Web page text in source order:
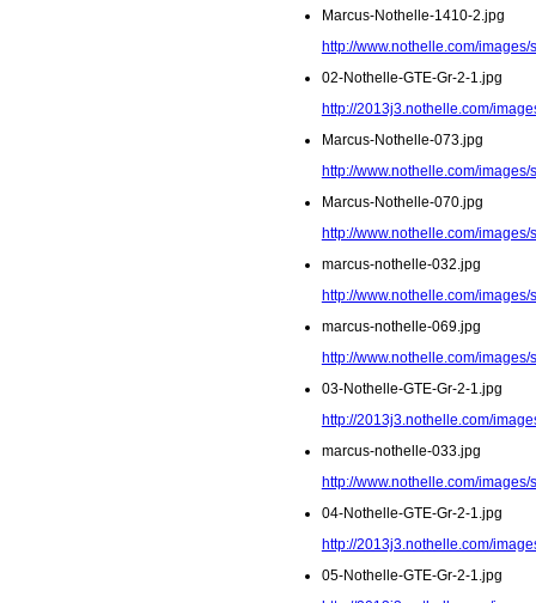
Marcus-Nothelle-1410-2.jpg
http://www.nothelle.com/
02-Nothelle-GTE-Gr-2-1.jpg
http://2013j3.nothelle.com/
Marcus-Nothelle-073.jpg
http://www.nothelle.com/
Marcus-Nothelle-070.jpg
http://www.nothelle.com/
marcus-nothelle-032.jpg
http://www.nothelle.com/
marcus-nothelle-069.jpg
http://www.nothelle.com/
03-Nothelle-GTE-Gr-2-1.jpg
http://2013j3.nothelle.com/
marcus-nothelle-033.jpg
http://www.nothelle.com/
04-Nothelle-GTE-Gr-2-1.jpg
http://2013j3.nothelle.com/
05-Nothelle-GTE-Gr-2-1.jpg